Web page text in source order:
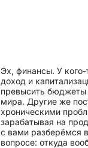
Эх, финансы. У кого-
доход и
превысить бюджеты
мира. Другие же
хроническими
зарабатывая на
с вами разберёмся
вопросе: откуда